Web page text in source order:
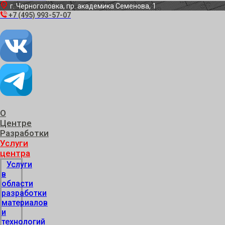
г. Черноголовка, пр. академика Семенова, 1
+7 (495) 993-57-07
О
Центре
Разработки
Услуги
центра
Услуги
в
области
разработки
материалов
и
технологий